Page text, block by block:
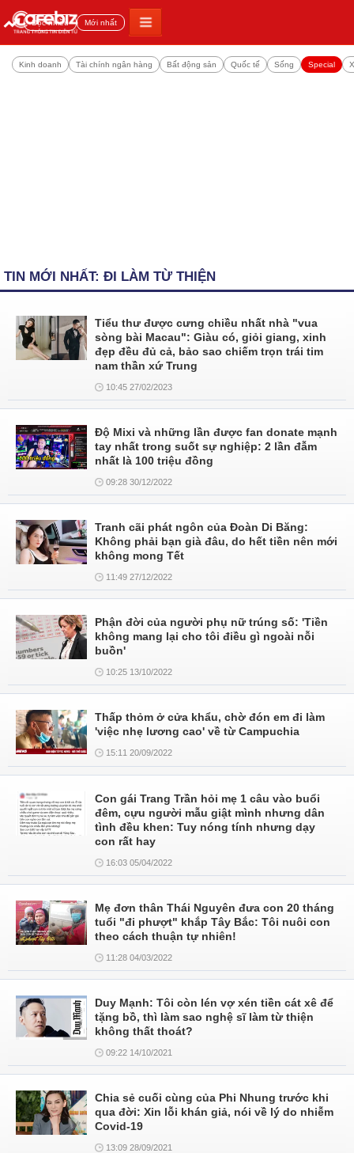
Đọc nhiều Mới nhất
Kinh doanh Tài chính ngân hàng Bất động sản Quốc tế Sống Special
TIN MỚI NHẤT: ĐI LÀM TỪ THIỆN
Tiểu thư được cưng chiều nhất nhà "vua
sòng bài Macau": Giàu có, giỏi giang, xinh
đẹp đều đủ cả, bảo sao chiếm trọn trái tim
nam thần xứ Trung
10:45 27/02/2023
Độ Mixi và những lần được fan donate mạnh
tay nhất trong suốt sự nghiệp: 2 lần đẫm
nhất là 100 triệu đồng
09:28 30/12/2022
Tranh cãi phát ngôn của Đoàn Di Băng:
Không phải bạn già đâu, do hết tiền nên mới
không mong Tết
11:49 27/12/2022
Phận đời của người phụ nữ trúng số: 'Tiền
không mang lại cho tôi điều gì ngoài nỗi
buồn'
10:25 13/10/2022
Thấp thỏm ở cửa khẩu, chờ đón em đi làm
'việc nhẹ lương cao' về từ Campuchia
15:11 20/09/2022
Con gái Trang Trần hỏi mẹ 1 câu vào buổi
đêm, cựu người mẫu giật mình nhưng dân
tình đều khen: Tuy nóng tính nhưng dạy
con rất hay
16:03 05/04/2022
Mẹ đơn thân Thái Nguyên đưa con 20 tháng
tuổi "đi phượt" khắp Tây Bắc: Tôi nuôi con
theo cách thuận tự nhiên!
11:28 04/03/2022
Duy Mạnh: Tôi còn lén vợ xén tiền cát xê để
tặng bồ, thì làm sao nghệ sĩ làm từ thiện
không thất thoát?
09:22 14/10/2021
Chia sẻ cuối cùng của Phi Nhung trước khi
qua đời: Xin lỗi khán giả, nói về lý do nhiễm
Covid-19
13:09 28/09/2021